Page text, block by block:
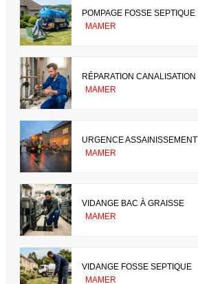
POMPAGE FOSSE SEPTIQUE
MAMER
RÉPARATION CANALISATION
MAMER
URGENCE ASSAINISSEMENT
MAMER
VIDANGE BAC À GRAISSE
MAMER
VIDANGE FOSSE SEPTIQUE
MAMER